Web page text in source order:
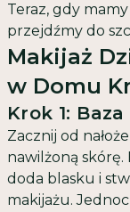
Teraz, gdy
przejdźmy do
Makijaż
w Domu
Krok 1:
Zacznij od
nawilżoną skórę.
doda blasku i
makijażu.